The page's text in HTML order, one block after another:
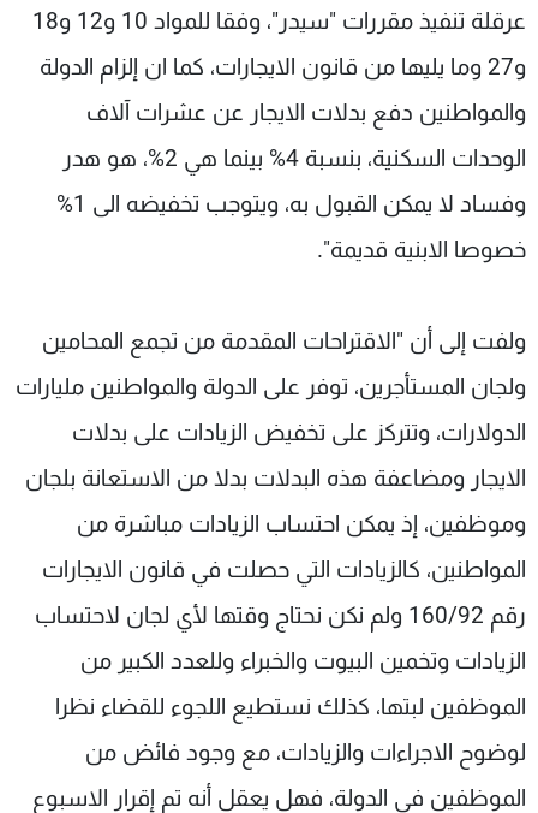
عرقلة تنفيذ مقررات "سيدر"، وفقا للمواد 10 و12 و18
و27 وما يليها من قانون الايجارات، كما ان إلزام الدولة
والمواطنين دفع بدلات الايجار عن عشرات آلاف
الوحدات السكنية، بنسبة 4% بينما هي 2%، هو هدر
وفساد لا يمكن القبول به، ويتوجب تخفيضه الى 1%
خصوصا الابنية قديمة".
ولفت إلى أن "الاقتراحات المقدمة من تجمع المحامين
ولجان المستأجرين، توفر على الدولة والمواطنين مليارات
الدولارات، وتتركز على تخفيض الزيادات على بدلات
الايجار ومضاعفة هذه البدلات بدلا من الاستعانة بلجان
وموظفين، إذ يمكن احتساب الزيادات مباشرة من
المواطنين، كالزيادات التي حصلت في قانون الايجارات
رقم 160/92 ولم نكن نحتاج وقتها لأي لجان لاحتساب
الزيادات وتخمين البيوت والخبراء وللعدد الكبير من
الموظفين لبتها، كذلك نستطيع اللجوء للقضاء نظرا
لوضوح الاجراءات والزيادات، مع وجود فائض من
الموظفين في الدولة، فهل يعقل أنه تم إقرار الاسبوع